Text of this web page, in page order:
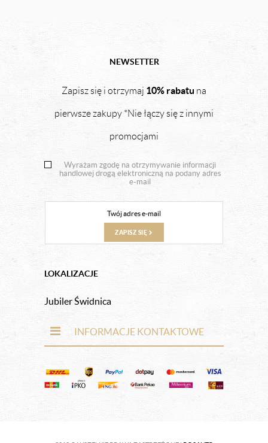
NEWSETTER
Zapisz się i otrzymaj 10% rabatu na
pierwsze zakupy *Nie łączy się z innymi
promocjami
Wyrażam zgodę na otrzymywanie informacji
handlowej drogą elektroniczną na podany adres
e-mail
ZAPISZ SIĘ
LOKALIZACJE
Jubiler Świdnica
INFORMACJE KONTAKTOWE